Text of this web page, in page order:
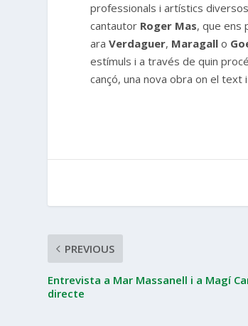
professionals i artístics
cantautor Roger Mas, que ens
araVerdaguer, Maragall o
estímuls i a través de quin
cançó, una nova obra on el text
PREVIOUS
Entrevista a Mar Massanell i a Magí
directe